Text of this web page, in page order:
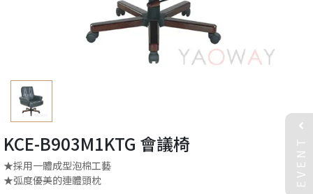
KCE-B903M1KTG 會議椅
★採用一體成型泡棉工藝
★弧度優美的連體頭枕
EVENT